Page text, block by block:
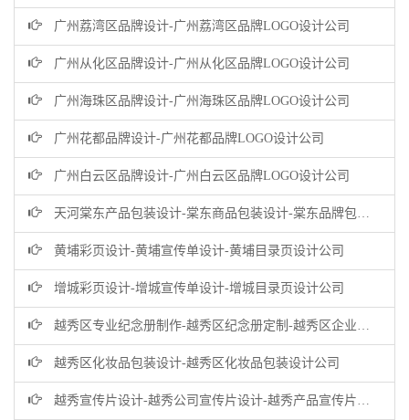
广州荔湾区品牌设计-广州荔湾区品牌LOGO设计公司
广州从化区品牌设计-广州从化区品牌LOGO设计公司
广州海珠区品牌设计-广州海珠区品牌LOGO设计公司
广州花都品牌设计-广州花都品牌LOGO设计公司
广州白云区品牌设计-广州白云区品牌LOGO设计公司
天河棠东产品包装设计-棠东商品包装设计-棠东品牌包装设计公司
黄埔彩页设计-黄埔宣传单设计-黄埔目录页设计公司
增城彩页设计-增城宣传单设计-增城目录页设计公司
越秀区专业纪念册制作-越秀区纪念册定制-越秀区企业纪念册设计公司
越秀区化妆品包装设计-越秀区化妆品包装设计公司
越秀宣传片设计-越秀公司宣传片设计-越秀产品宣传片设计公司